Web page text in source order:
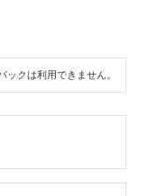
ックは利用できません。